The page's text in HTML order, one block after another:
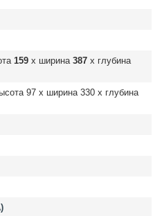
159 х ширина 387 х глубина
97 х ширина 330 х глубина